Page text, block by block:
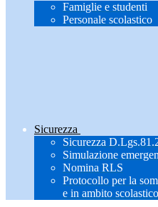
Famiglie e studenti
Personale scolastico
Sicurezza
Sicurezza
Simulazione
Nomina RLS
Protocollo per la
e in ambito scolastico